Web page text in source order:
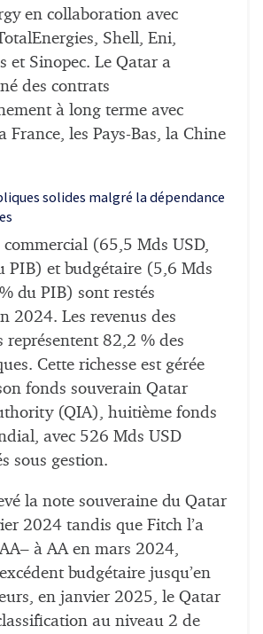
en collaboration avec
Shell, Eni,
et Sinopec. Le Qatar a
des contrats
à long terme avec
France, les Pays-Bas, la Chine
solides malgré la dépendance
commercial (65,5 Mds USD,
PIB) et budgétaire (5,6 Mds
du PIB) sont restés
2024. Les revenus des
représentent 82,2 % des
Cette richesse est gérée
fonds souverain Qatar
(QIA), huitième fonds
avec 526 Mds USD
sous gestion.
la note souveraine du Qatar
2024 tandis que Fitch l’a
à AA en mars 2024,
budgétaire jusqu’en
en janvier 2025, le Qatar
au niveau 2 de